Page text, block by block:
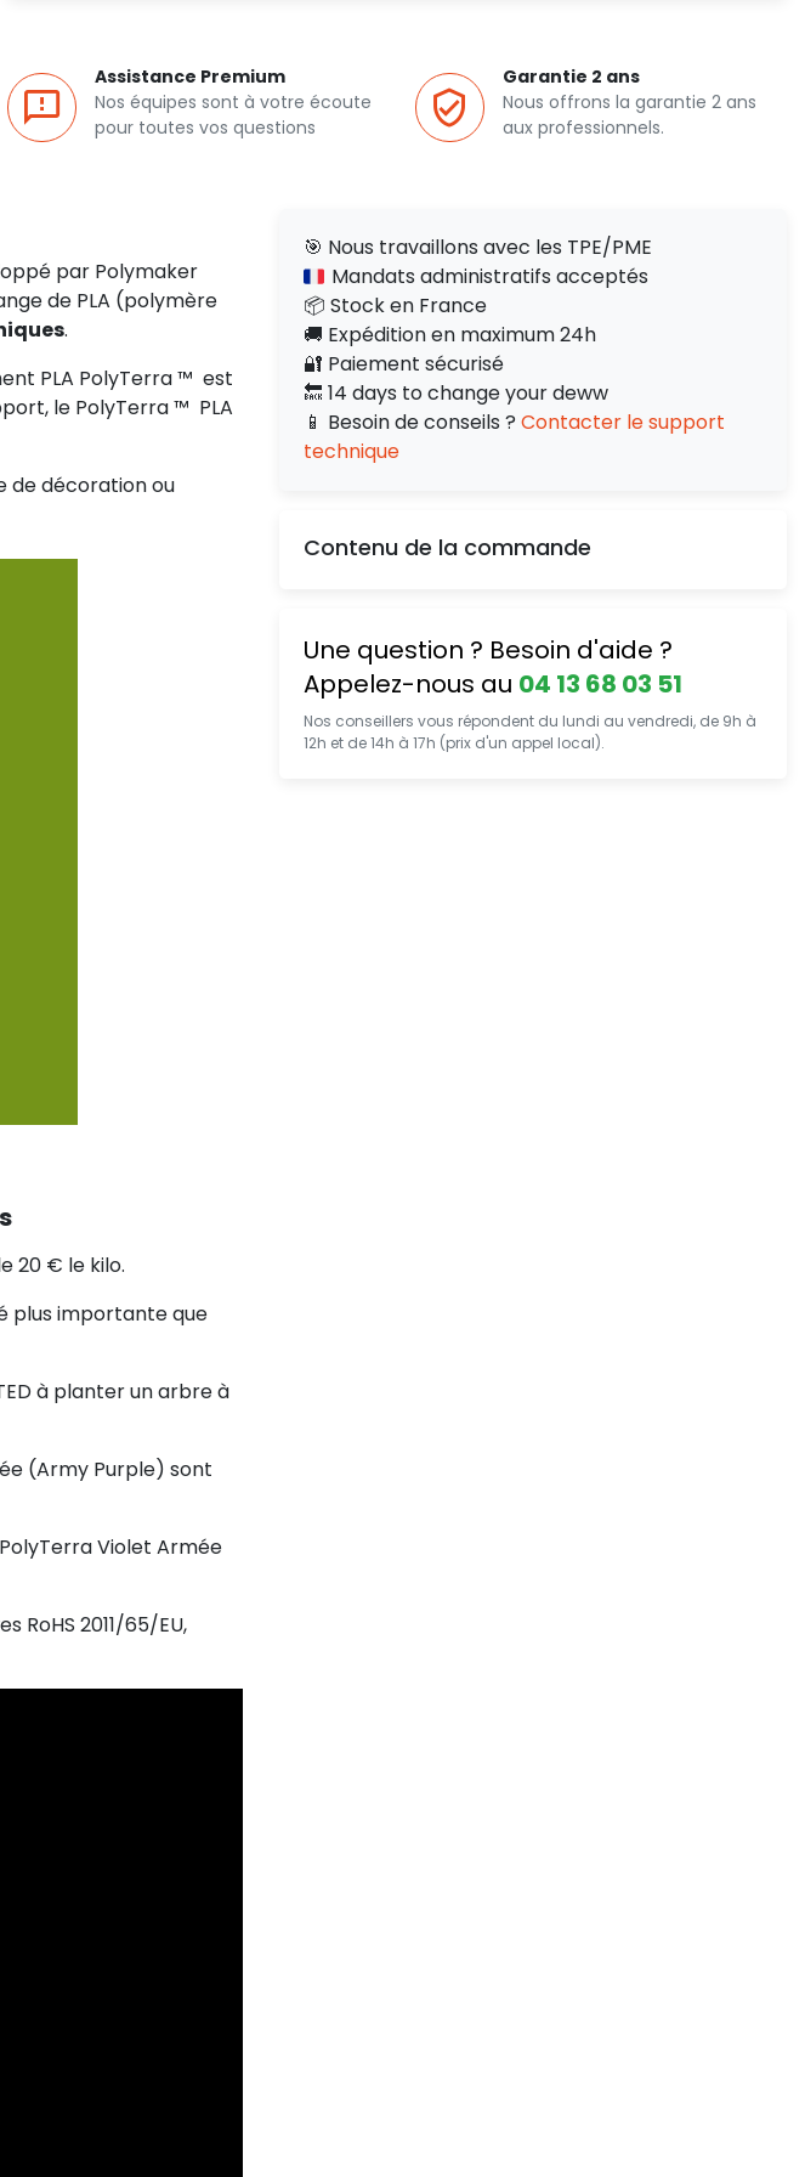
Assistance Premium
Nos équipes sont à votre écoute
pour toutes vos questions
Garantie 2 ans
Nous offrons la garantie 2 ans
aux professionnels.
par Polymaker
de PLA (polymère
.
PLA PolyTerra ™ ️ est
le PolyTerra ™ ️ PLA
de décoration ou
20 € le kilo.
plus importante que
à planter un arbre à
(Army Purple) sont
Violet Armée
RoHS 2011/65/EU,
🎯 Nous travaillons avec les TPE/PME
Mandats administratifs acceptés
📦 Stock en France
🚚 Expédition en maximum 24h
🔐 Paiement sécurisé
🔙 14 days to change your deww
📱 Besoin de conseils ? Contacter le support
technique
Contenu de la commande
Une question ? Besoin d'aide ?
Appelez-nous au 04 13 68 03 51
Nos conseillers vous répondent du lundi au vendredi, de 9h à
12h et de 14h à 17h (prix d'un appel local).